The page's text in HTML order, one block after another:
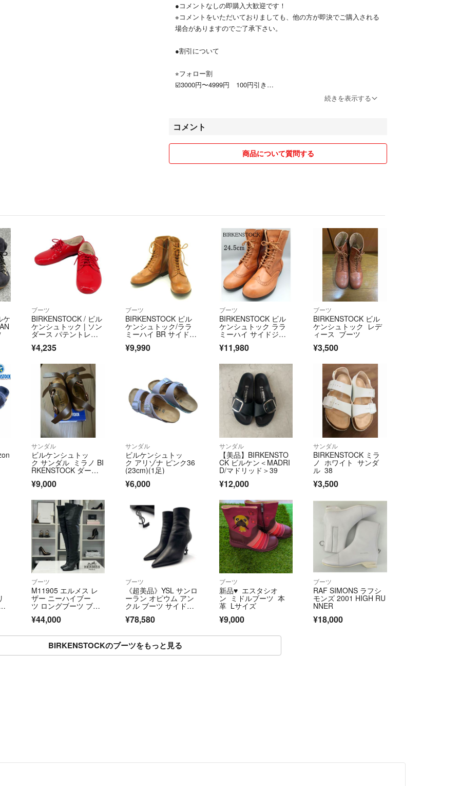
他にもビジネススシューズ、革靴、パンプスを中心に出品しておりま
すので、よかったらフォローお願いします！
カラー...ブラック
●コメントなしの即購入大歓迎です！
※コメントをいただいておりましても、他の方が即決でご購入される
場合がありますのでご了承下さい。
●割引について
⭐︎フォロー割
☑️3000円〜4999円 100円引き
と記入をお願いします。
☑️2足以上まとめて購入していただきましたら1足250円割引します。
るつもりですが、あくまで中古品である事にご理解頂き、ご検討下さ
い。
●出品している全ての商品は古物市場又は大手ブランドショップなど
で購入した正規品のみです。安心してご購入ください。
●専用は禁止行為のため基本的にお断りしております。値下げ交渉後
された方は、お早めの購入をお願いします。
●仕事の都合上、コメントの返信が遅くなる場合がありますのでご了
●配送に関しては、1〜2日で迅速に対応致します。
●梱包は、簡易的ですがプチプチに包むなどして最大限配慮しており
ます。ダンボールや紙袋などリサイクルしております。
●ロングブーツは折り曲げての梱包となります。
●写真のプロではありません。写真と実物の色味の誤差については補
償しかねますのでご了承ください。なお、写真の加工は一切行ってお
りません。
●サイズ感に関しましてはメーカーの設計上の仕様や個人の足の形で
サイズ感は変わりますので、説明文のサイズ表記、実寸表記を参考に
お手持ちの靴と比較して下さい。
気持ちよくお取引できるように努めますのでよろしくお願いします。
続きを表示する
コメント
商品について質問する
ケ
ブーツ
BIRKENSTOCK / ビル
ケンシュトック | ソン
ダース パテントレザ
ーズ | 36E | レッ
¥4,235
ブーツ
BIRKENSTOCK ビル
ケンシュトック/ララ
ミーハイ BR サイドジ
古】
¥9,990
ブーツ
BIRKENSTOCK ビル
ケンシュトック ララ
ミーハイ サイドジッ
¥11,980
ブーツ
BIRKENSTOCK ビル
ケンシュトック レデ
ィース ブーツ
¥3,500
サンダル
ビルケンシュトッ
ク サンダル ミラノ BI
RKENSTOCK ダーク
¥9,000
サンダル
ビルケンシュトッ
ク アリゾナ ピンク36
(23cm)(1足)
¥6,000
サンダル
【美品】BIRKENSTO
CK ビルケン＜MADRI
D/マドリッド＞39
¥12,000
サンダル
BIRKENSTOCK ミラ
ノ ホワイト サンダ
ル 38
¥3,500
ブーツ
M11905 エルメス レ
ザー ニーハイブー
ツ ロングブーツ ブラ
¥44,000
ブーツ
《超美品》YSL サンロ
ーラン オピウム アン
クル ブーツ サイドジ
ップ 黒系
¥78,580
ブーツ
新品♥ エスタシオ
ン ミドルブーツ 本
革 Lサイズ
¥9,000
ブーツ
RAF SIMONS ラフシ
モンズ 2001 HIGH RU
NNER
¥18,000
BIRKENSTOCKのブーツをもっと見る